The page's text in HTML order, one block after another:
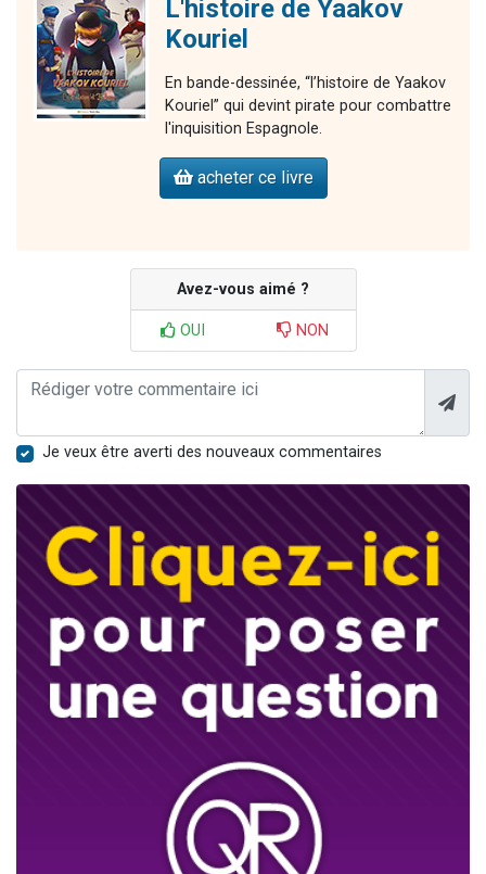
L'histoire de Yaakov
Kouriel
En bande-dessinée, “l’histoire de Yaakov
Kouriel” qui devint pirate pour combattre
l'inquisition Espagnole.
acheter ce livre
Avez-vous aimé ?
OUI NON
Je veux être averti des nouveaux commentaires